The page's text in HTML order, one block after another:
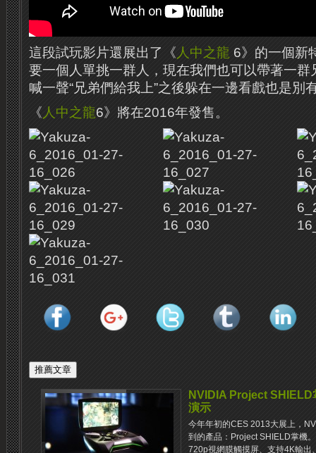
這段試玩影片還展出了《 人中之龍 6》的一個新
要一個人單挑一群人，現在我們也可以帶著一群
喊一聲“兄弟們給我上”之後躲在一邊看戲也是別
《 人中之龍6》將在2016年發售。
NVIDIA Project
演示
今年年初的CES 2013大展上，
到的產品：Project SHIELD掌機
720p視網膜觸摸屏、支持4K輸出